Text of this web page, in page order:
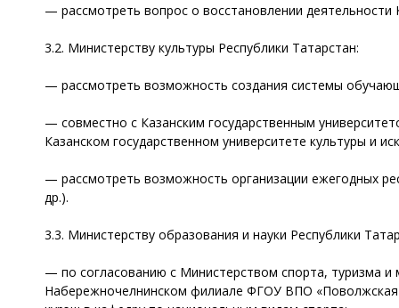
— рассмотреть вопрос о восстановлении
3.2. Министерству культуры Республики Татарстан:
— рассмотреть возможность создания системы
— совместно с Казанским государственным
Казанском государственном университете культуры и
— рассмотреть возможность организации ежегодных
др.).
3.3. Министерству образования и науки Республики
— по согласованию с Министерством спорта, туризма
Набережночелнинском филиале ФГОУ ВПО «Поволжская